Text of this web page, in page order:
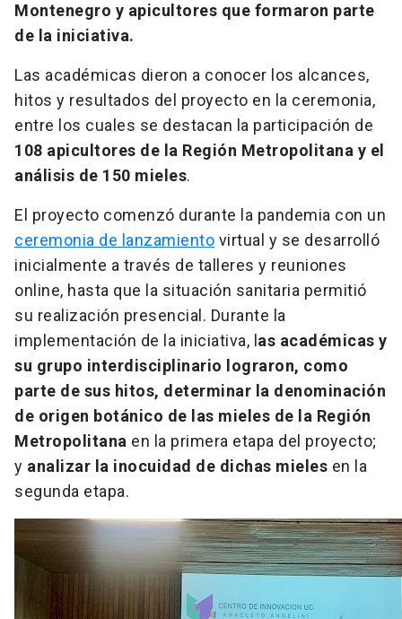
Montenegro y apicultores que formaron parte
de la iniciativa.
Las académicas dieron a conocer los alcances,
hitos y resultados del proyecto en la ceremonia,
entre los cuales se destacan la participación de
108 apicultores de la Región Metropolitana y el
análisis de 150 mieles.
El proyecto comenzó durante la pandemia con un
ceremonia de lanzamiento virtual y se desarrolló
inicialmente a través de talleres y reuniones
online, hasta que la situación sanitaria permitió
su realización presencial. Durante la
implementación de la iniciativa, l as académicas y
su grupo interdisciplinario lograron, como
parte de sus hitos, determinar la denominación
de origen botánico de las mieles de la Región
Metropolitana en la primera etapa del proyecto;
y analizar la inocuidad de dichas mieles en la
segunda etapa.